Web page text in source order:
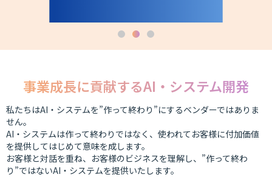
事業成⻑に貢献するAI・システム開発
私たちはAI・システムを”作って終わり”にするベンダーではありま
せん。
AI・システムは作って終わりではなく、使われてお客様に付加価値
を提供してはじめて意味を成します。
お客様と対話を重ね、お客様のビジネスを理解し、”作って終わ
り”ではないAI・システムを提供いたします。